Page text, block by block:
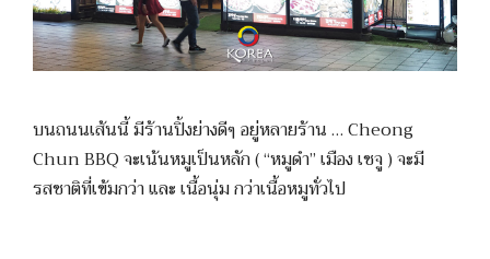
บนถนนเส้นนี้ มีร้านปิ้งย่างดีๆ อยู่หลายร้าน … Cheong
Chun BBQ จะเน้นหมูเป็นหลัก ( “หมูดำ” เมือง เชจู ) จะมี
รสชาติที่เข้มกว่า และ เนื้อนุ่ม กว่าเนื้อหมูทั่วไป